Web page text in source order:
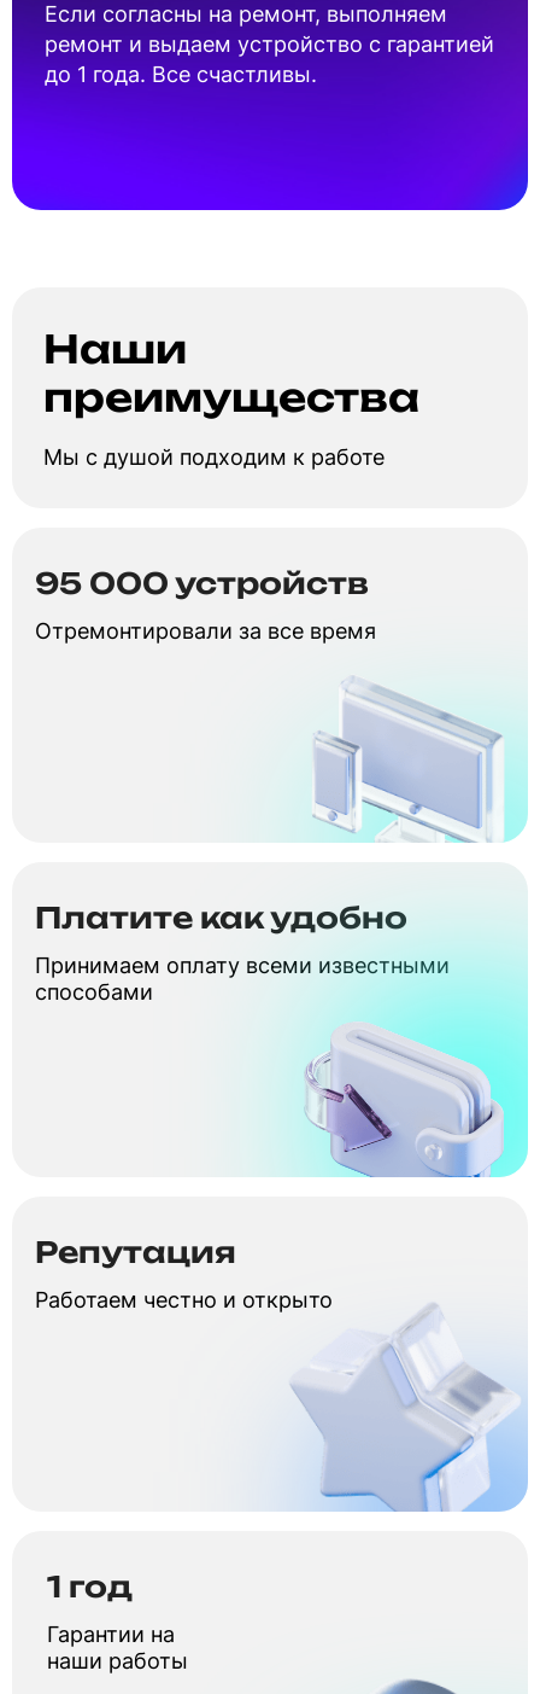
Если согласны на ремонт, выполняем
ремонт и выдаем устройство с гарантией
до 1 года. Все счастливы.
Наши
преимущества
Мы с душой подходим к работе
95 000 устройств
Отремонтировали за все время
Репутация
Работаем честно и открыто
Платите как удобно
Принимаем оплату всеми известными
способами
1 год
Гарантии на
наши работы